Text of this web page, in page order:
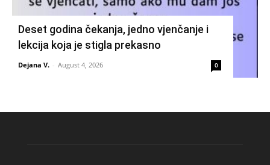
Deset godina čekanja, jedno vjenčanje i
lekcija koja je stigla prekasno
Dejana V. - August 4, 2026 0